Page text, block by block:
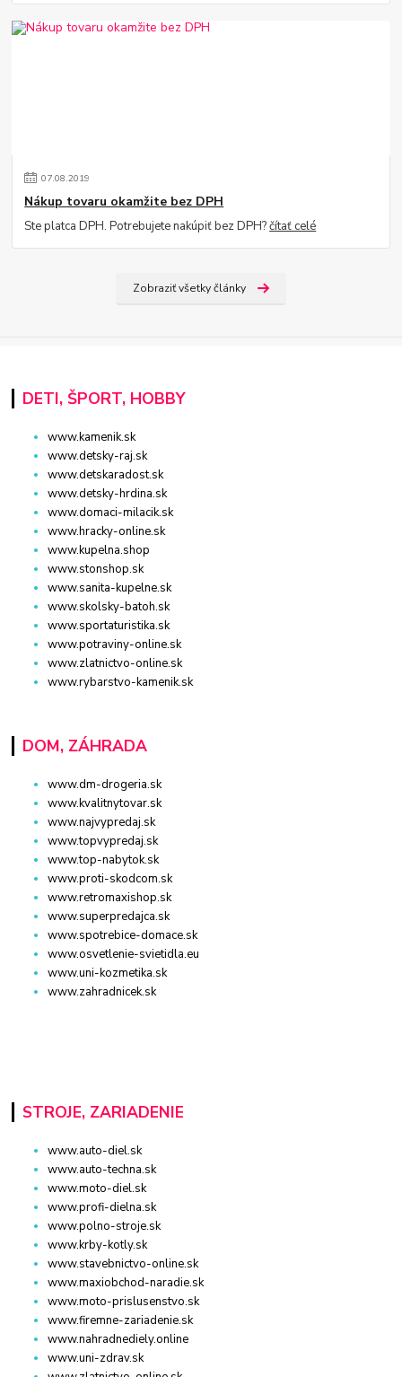
07.08.2019
Nákup tovaru okamžite bez DPH
Ste platca DPH. Potrebujete nakúpiť bez DPH?čítať celé
Zobraziť všetky články
DETI, ŠPORT, HOBBY
www.kamenik.sk
www.detsky-raj.sk
www.detskaradost.sk
www.detsky-hrdina.sk
www.domaci-milacik.sk
www.hracky-online.sk
www.kupelna.shop
www.stonshop.sk
www.sanita-kupelne.sk
www.skolsky-batoh.sk
www.sportaturistika.sk
www.potraviny-online.sk
www.zlatnictvo-online.sk
www.rybarstvo-kamenik.sk
DOM, ZÁHRADA
www.dm-drogeria.sk
www.kvalitnytovar.sk
www.najvypredaj.sk
www.topvypredaj.sk
www.top-nabytok.sk
www.proti-skodcom.sk
www.retromaxishop.sk
www.superpredajca.sk
www.spotrebice-domace.sk
www.osvetlenie-svietidla.eu
www.uni-kozmetika.sk
www.zahradnicek.sk
STROJE, ZARIADENIE
www.auto-diel.sk
www.auto-techna.sk
www.moto-diel.sk
www.profi-dielna.sk
www.polno-stroje.sk
www.krby-kotly.sk
www.stavebnictvo-online.sk
www.maxiobchod-naradie.sk
www.moto-prislusenstvo.sk
www.firemne-zariadenie.sk
www.nahradnediely.online
www.uni-zdrav.sk